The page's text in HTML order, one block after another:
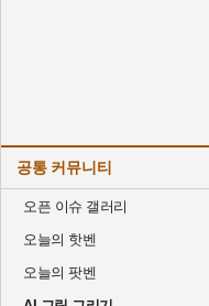
공통 커뮤니티
오픈 이슈 갤러리
오늘의 핫벤
오늘의 팟벤